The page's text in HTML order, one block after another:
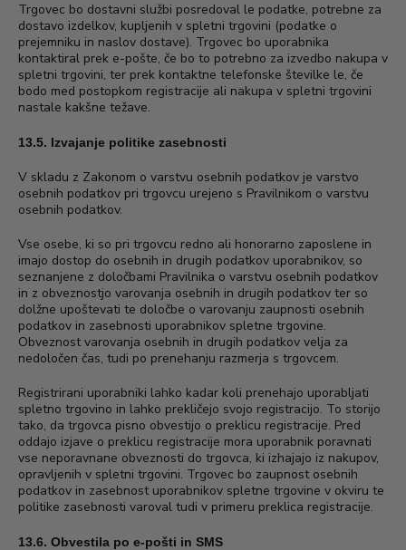
Trgovec bo dostavni službi posredoval le podatke, potrebne za
dostavo izdelkov, kupljenih v spletni trgovini (podatke o
prejemniku in naslov dostave). Trgovec bo uporabnika
kontaktiral prek e-pošte, če bo to potrebno za izvedbo nakupa v
spletni trgovini, ter prek kontaktne telefonske številke le, če
bodo med postopkom registracije ali nakupa v spletni trgovini
nastale kakšne težave.
13.5. Izvajanje politike zasebnosti
V skladu z Zakonom o varstvu osebnih podatkov je varstvo
osebnih podatkov pri trgovcu urejeno s Pravilnikom o varstvu
osebnih podatkov.
Vse osebe, ki so pri trgovcu redno ali honorarno zaposlene in
imajo dostop do osebnih in drugih podatkov uporabnikov, so
seznanjene z določbami Pravilnika o varstvu osebnih podatkov
in z obveznostjo varovanja osebnih in drugih podatkov ter so
dolžne upoštevati te določbe o varovanju zaupnosti osebnih
podatkov in zasebnosti uporabnikov spletne trgovine.
Obveznost varovanja osebnih in drugih podatkov velja za
nedoločen čas, tudi po prenehanju razmerja s trgovcem.
Registrirani uporabniki lahko kadar koli prenehajo uporabljati
spletno trgovino in lahko prekličejo svojo registracijo. To storijo
tako, da trgovca pisno obvestijo o preklicu registracije. Pred
oddajo izjave o preklicu registracije mora uporabnik poravnati
vse neporavnane obveznosti do trgovca, ki izhajajo iz nakupov,
opravljenih v spletni trgovini. Trgovec bo zaupnost osebnih
podatkov in zasebnost uporabnikov spletne trgovine v okviru te
politike zasebnosti varoval tudi v primeru preklica registracije.
13.6. Obvestila po e-pošti in SMS